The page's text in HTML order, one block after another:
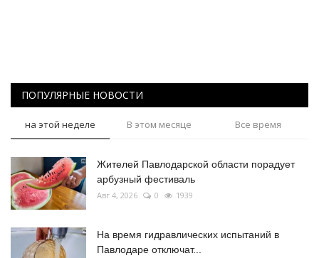
Қазақша Русский
ПОПУЛЯРНЫЕ НОВОСТИ
на этой неделе В этом месяце Все время
Жителей Павлодарской области порадует
арбузный фестиваль
Авг 4, 2026 0 1939
На время гидравлических испытаний в
Павлодаре отключат...